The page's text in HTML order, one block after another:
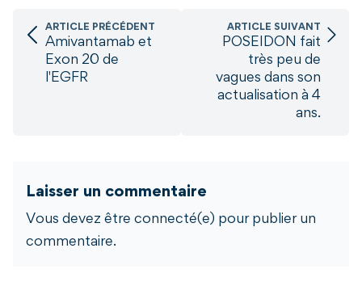
ARTICLE PRÉCÉDENT
Amivantamab et
Exon 20 de
l'EGFR
ARTICLE SUIVANT
POSEIDON fait
très peu de
vagues dans son
actualisation à 4
ans.
Laisser un commentaire
Vous devez être connecté(e) pour publier un
commentaire.